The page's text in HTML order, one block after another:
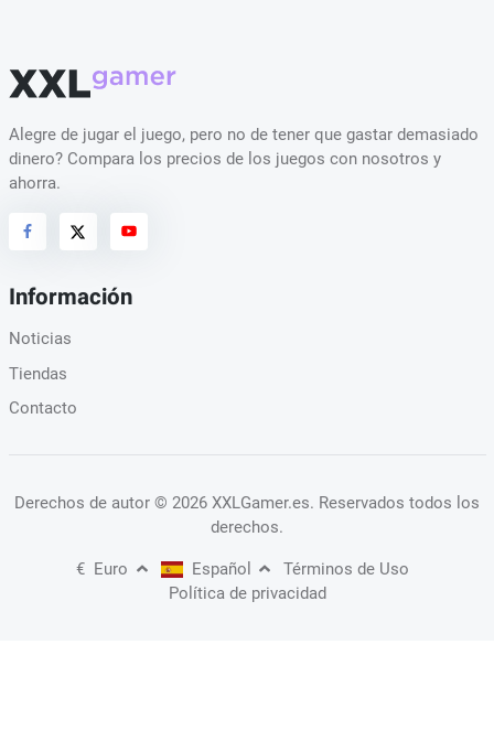
Alegre de jugar el juego, pero no de tener que gastar demasiado
dinero? Compara los precios de los juegos con nosotros y
ahorra.
Información
Noticias
Tiendas
Contacto
Derechos de autor © 2026 XXLGamer.es. Reservados todos los
derechos.
€ Euro Español
Términos de Uso
Política de privacidad